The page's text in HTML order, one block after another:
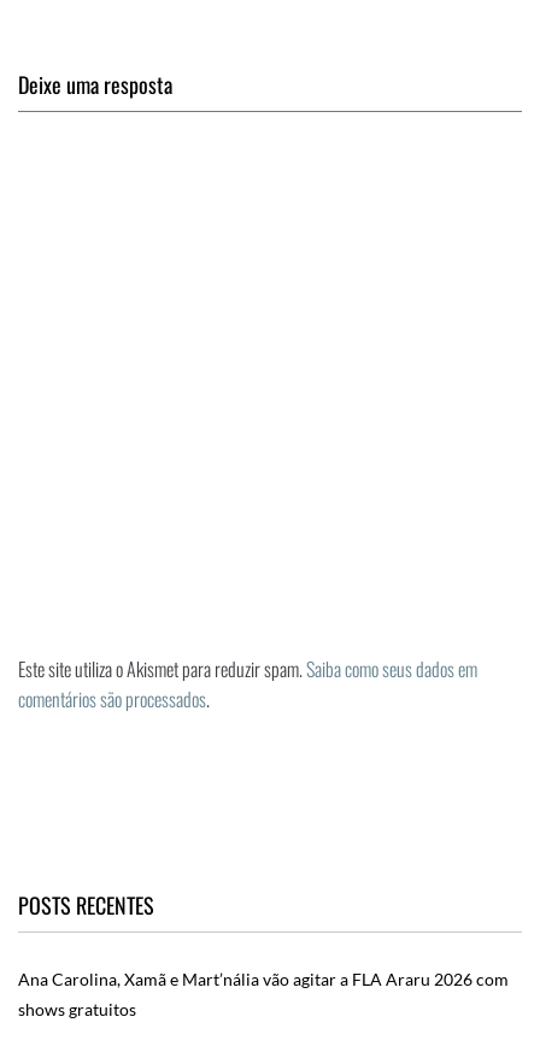
Deixe uma resposta
Este site utiliza o Akismet para reduzir spam.Saiba como seus dados em
comentários são processados.
POSTS RECENTES
Ana Carolina, Xamã e Mart’nália vão agitar a FLA Araru 2026 com
shows gratuitos